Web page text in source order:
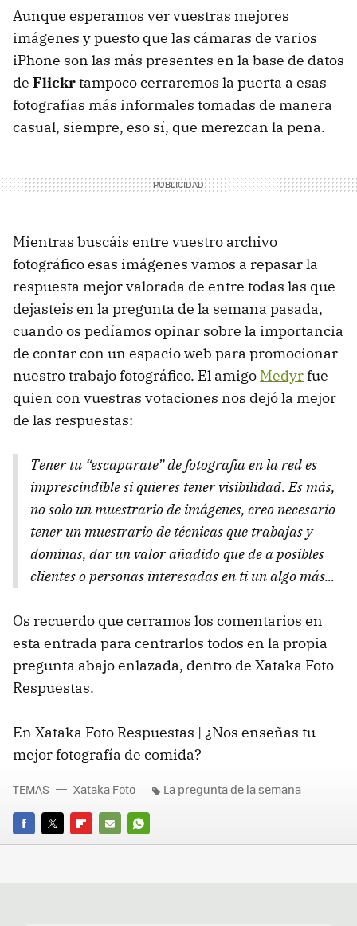
Aunque esperamos ver vuestras mejores
imágenes y puesto que las cámaras de varios
iPhone son las más presentes en la base de datos
de Flickrtampoco cerraremos la puerta a esas
fotografías más informales tomadas de manera
casual, siempre, eso sí, que merezcan la pena.
Mientras buscáis entre vuestro archivo
fotográfico esas imágenes vamos a repasar la
respuesta mejor valorada de entre todas las que
dejasteis en la pregunta de la semana pasada,
cuando os pedíamos opinar sobre la importancia
de contar con un espacio web para promocionar
nuestro trabajo fotográfico. El amigo Medyrfue
quien con vuestras votaciones nos dejó la mejor
de las respuestas:
Tener tu “escaparate” de fotografía en la red es
imprescindible si quieres tener visibilidad. Es más,
no solo un muestrario de imágenes, creo necesario
tener un muestrario de técnicas que trabajas y
dominas, dar un valor añadido que de a posibles
clientes o personas interesadas en ti un algo más...
Os recuerdo que cerramos los comentarios en
esta entrada para centrarlos todos en la propia
pregunta abajo enlazada, dentro de Xataka Foto
Respuestas.
En Xataka Foto Respuestas | ¿Nos enseñas tu
mejor fotografía de comida?
FACEBOOK
TWITTERFLIPBOARD
E-
WHATSAPP
TEMAS Xataka Foto La pregunta de la semana